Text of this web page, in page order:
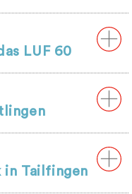
LUF 60
in Tailfingen